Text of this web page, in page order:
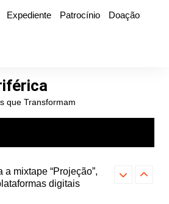
Expediente Patrocínio
Doação
que Transformam
digitais
single raro, Vinil
Hitmia: pop